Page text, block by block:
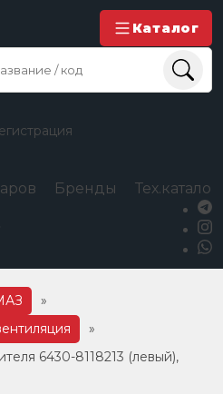
Каталог
Бренды
»
»
6430-8118213 (левый),